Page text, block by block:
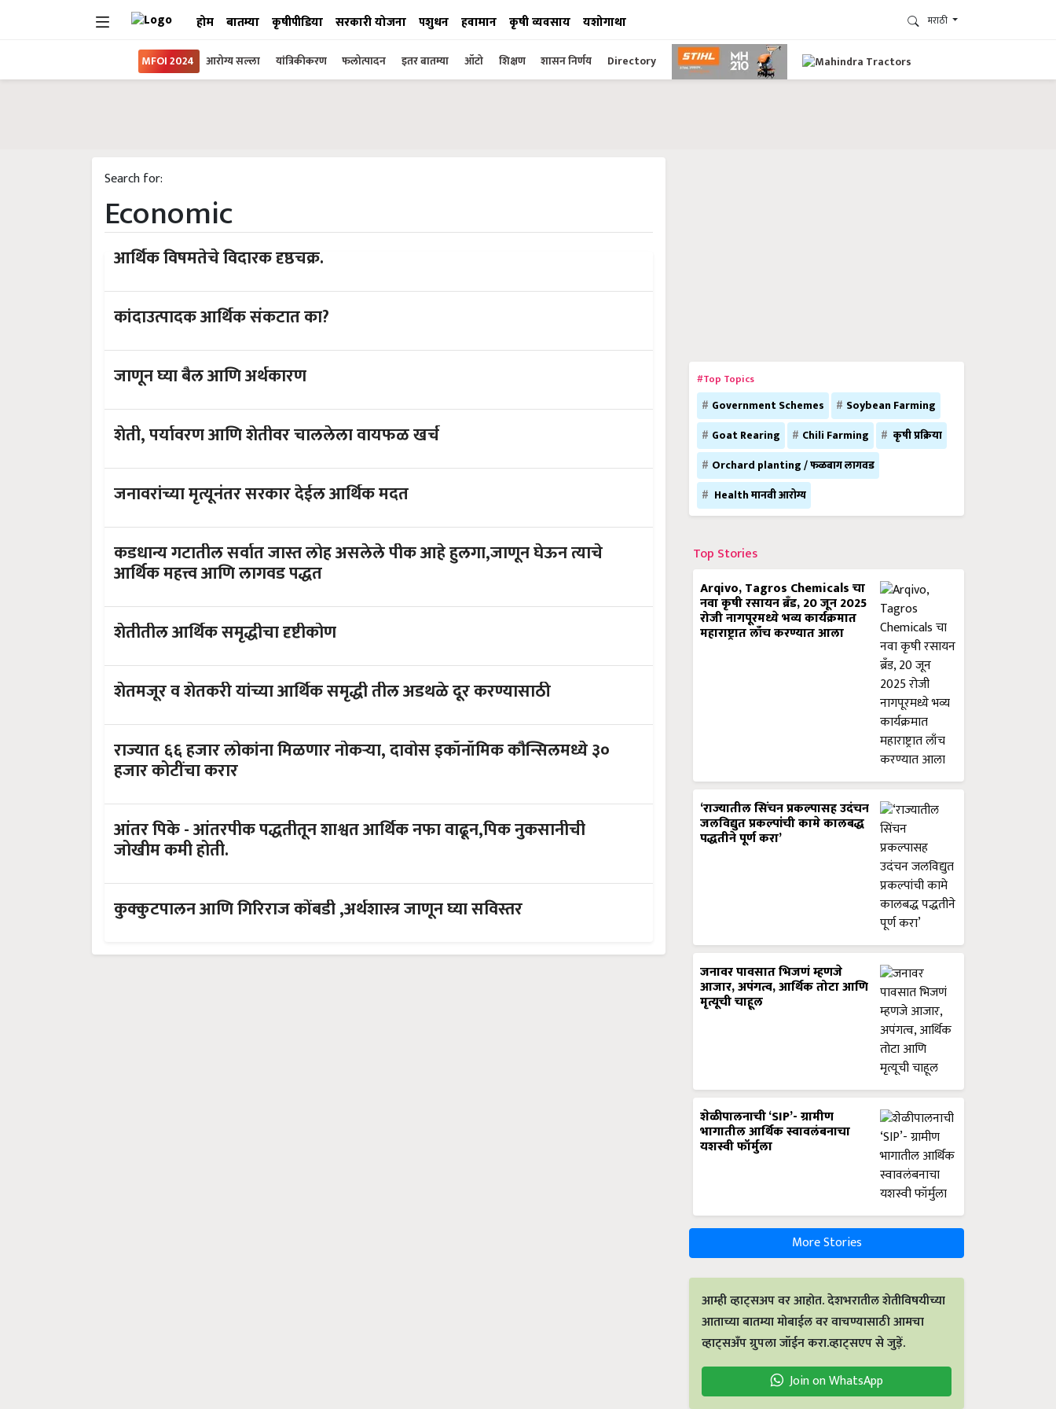
होम बातम्या कृषीपीडिया सरकारी योजना पशुधन हवामान कृषी व्यवसाय यशोगाथा मराठी
MFOI 2024 आरोग्य सल्ला यांत्रिकीकरण फलोत्पादन इतर बातम्या ऑटो शिक्षण शासन निर्णय Directory
Search for:
Economic
आर्थिक विषमतेचे विदारक दृष्ठचक्र.
कांदाउत्पादक आर्थिक संकटात का?
जाणून घ्या बैल आणि अर्थकारण
शेती, पर्यावरण आणि शेतीवर चाललेला वायफळ खर्च
जनावरांच्या मृत्यूनंतर सरकार देईल आर्थिक मदत
कडधान्य गटातील सर्वात जास्त लोह असलेले पीक आहे हुलगा,जाणून घेऊन त्याचे
आर्थिक महत्त्व आणि लागवड पद्धत
शेतीतील आर्थिक समृद्धीचा दृष्टीकोण
शेतमजूर व शेतकरी यांच्या आर्थिक समृद्धी तील अडथळे दूर करण्यासाठी
राज्यात ६६ हजार लोकांना मिळणार नोकऱ्या, दावोस इकॉनॉमिक कौन्सिलमध्ये ३०
हजार कोटींचा करार
आंतर पिके - आंतरपीक पद्धतीतून शाश्वत आर्थिक नफा वाढून,पिक नुकसानीची
जोखीम कमी होती.
कुक्कुटपालन आणि गिरिराज कोंबडी ,अर्थशास्त्र जाणून घ्या सविस्तर
#Top Topics
Government Schemes
Soybean Farming
Goat Rearing
Chili Farming
कृषी प्रक्रिया
Orchard planting / फळबाग लागवड
Health मानवी आरोग्य
Top Stories
Arqivo, Tagros Chemicals चा
नवा कृषी रसायन ब्रँड, 20 जून 2025
रोजी नागपूरमध्ये भव्य कार्यक्रमात
महाराष्ट्रात लाँच करण्यात आला
‘राज्यातील सिंचन प्रकल्पासह उदंचन
जलविद्युत प्रकल्पांची कामे कालबद्ध
पद्धतीने पूर्ण करा’
जनावर पावसात भिजणं म्हणजे
आजार, अपंगत्व, आर्थिक तोटा आणि
मृत्यूची चाहूल
शेळीपालनाची ‘SIP’- ग्रामीण
भागातील आर्थिक स्वावलंबनाचा
यशस्वी फॉर्मुला
More Stories
आम्ही व्हाट्सअप वर आहोत. देशभरातील शेतीविषयीच्या
आताच्या बातम्या मोबाईल वर वाचण्यासाठी आमचा
व्हाट्सअँप ग्रुपला जॉईन करा.व्हाट्सएप से जुड़ें.
Join on WhatsApp